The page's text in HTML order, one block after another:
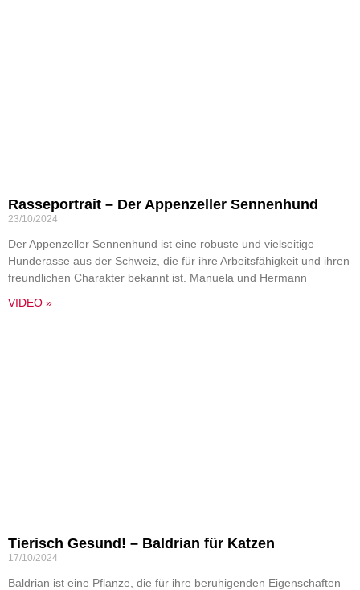
Rasseportrait – Der Appenzeller Sennenhund
23/10/2024
Der Appenzeller Sennenhund ist eine robuste und vielseitige
Hunderasse aus der Schweiz, die für ihre Arbeitsfähigkeit und ihren
freundlichen Charakter bekannt ist. Manuela und Hermann
VIDEO »
Tierisch Gesund! – Baldrian für Katzen
17/10/2024
Baldrian ist eine Pflanze, die für ihre beruhigenden Eigenschaften